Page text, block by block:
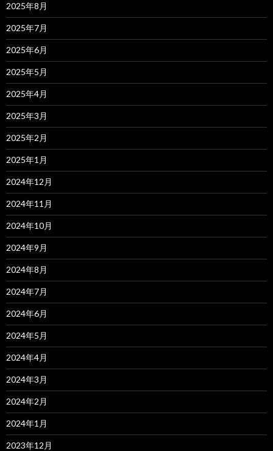
2025年8月
2025年7月
2025年6月
2025年5月
2025年4月
2025年3月
2025年2月
2025年1月
2024年12月
2024年11月
2024年10月
2024年9月
2024年8月
2024年7月
2024年6月
2024年5月
2024年4月
2024年3月
2024年2月
2024年1月
2023年12月